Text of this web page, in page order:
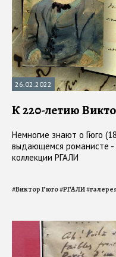
26.02.2022
К 220-летию
Немногие знают о Гюго
выдающемся романисте -
коллекции РГАЛИ
#Виктор Гюго#РГАЛИ#